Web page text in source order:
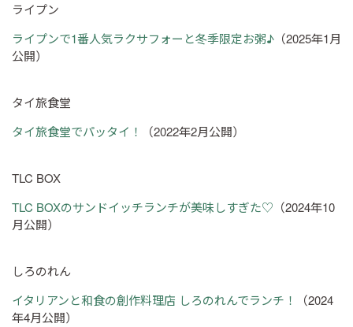
ライプン
ライプンで1番人気ラクサフォーと冬季限定お粥♪ （2025年1月
公開）
タイ旅食堂
タイ旅食堂でパッタイ！
（2022年2月公開）
TLC BOX
TLC BOXのサンドイッチランチが美味しすぎた♡ （2024年10
月公開）
しろのれん
イタリアンと和食の創作料理店 しろのれんでランチ！
（2024
年4月公開）